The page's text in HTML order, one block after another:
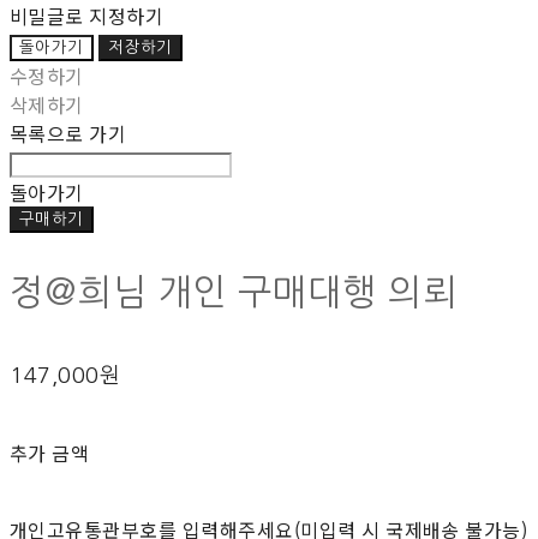
비밀글로 지정하기
돌아가기 저장하기
수정하기
삭제하기
목록으로 가기
돌아가기
구매하기
정@희님 개인 구매대행 의뢰
147,000원
추가 금액
개인고유통관부호를 입력해주세요(미입력 시 국제배송 불가능)